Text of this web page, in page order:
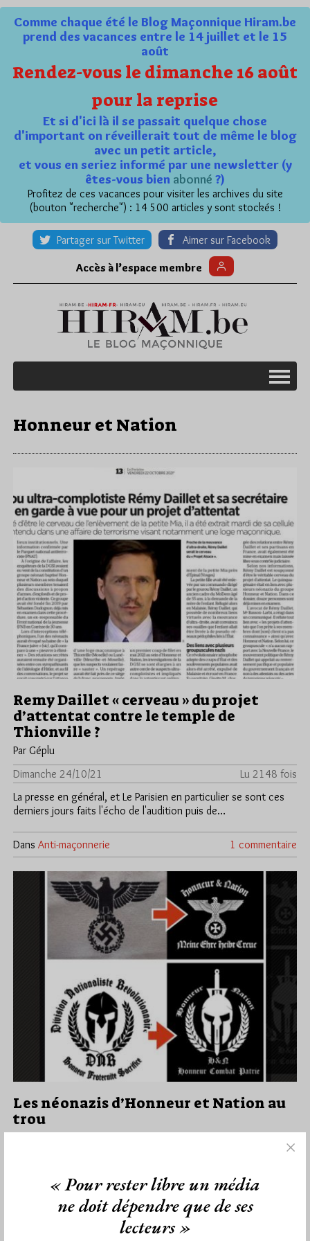
Comme chaque été le Blog Maçonnique Hiram.be
prend des vacances entre le 14 juillet et le 15
août
Rendez-vous le dimanche 16 août
pour la reprise
Et si d'ici là il se passait quelque chose
d'important on réveillerait tout de même le blog
avec un petit article,
et vous en seriez informé par une newsletter (y
êtes-vous bien abonné ?)
Profitez de ces vacances pour visiter les archives du site
(bouton "recherche") : 14 500 articles y sont stockés !
Partager sur Twitter Aimer sur Facebook
Accès à l’espace membre
Honneur et Nation
Remy Daillet « cerveau » du projet
d’attentat contre le temple de
Thionville ?
Par Géplu
Dimanche 24/10/21
Lu 2148 fois
La presse en général, et Le Parisien en particulier se sont ces
derniers jours faits l'écho de l'audition puis de…
Dans Anti-maçonnerie 1 commentaire
Les néonazis d’Honneur et Nation au
trou
Cinq membres du groupuscule néonazi "Honneur et Nation" qui
avaient déjà fait parler d'eux au mois de mai lors d'une…
« Pour rester libre un média
ne doit dépendre que de ses
lecteurs »